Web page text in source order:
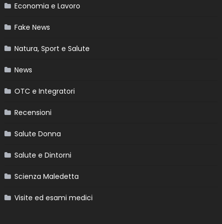
Economia e Lavoro
Fake News
Natura, Sport e Salute
News
OTC e Integratori
Recensioni
Salute Donna
Salute e Dintorni
Scienza Maledetta
Visite ed esami medici